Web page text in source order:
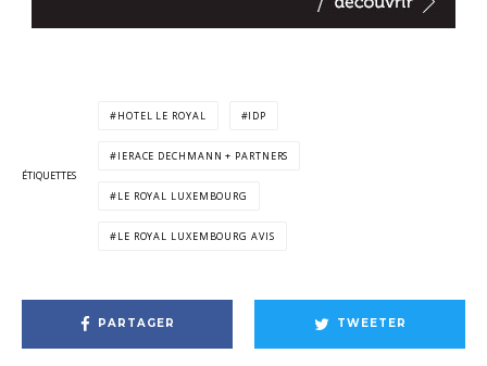
ÉTIQUETTES
HOTEL LE ROYAL IDP
IERACE DECHMANN + PARTNERS
LE ROYAL LUXEMBOURG
LE ROYAL LUXEMBOURG AVIS
PARTAGER TWEETER